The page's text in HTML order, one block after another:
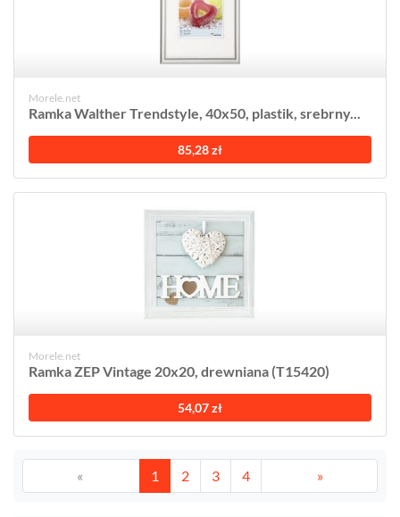
Morele.net
Ramka Walther Trendstyle, 40x50, plastik, srebrny...
85,28 zł
Morele.net
Ramka ZEP Vintage 20x20, drewniana (T15420)
54,07 zł
« 1 2 3 4 »